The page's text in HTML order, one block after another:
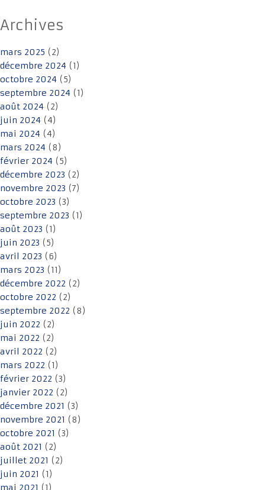
Archives
mars 2025 (2)
décembre 2024 (1)
octobre 2024 (5)
septembre 2024 (1)
août 2024 (2)
juin 2024 (4)
mai 2024 (4)
mars 2024 (8)
février 2024 (5)
décembre 2023 (2)
novembre 2023 (7)
octobre 2023 (3)
septembre 2023 (1)
août 2023 (1)
juin 2023 (5)
avril 2023 (6)
mars 2023 (11)
décembre 2022 (2)
octobre 2022 (2)
septembre 2022 (8)
juin 2022 (2)
mai 2022 (2)
avril 2022 (2)
mars 2022 (1)
février 2022 (3)
janvier 2022 (2)
décembre 2021 (3)
novembre 2021 (8)
octobre 2021 (3)
août 2021 (2)
juillet 2021 (2)
juin 2021 (1)
mai 2021 (1)